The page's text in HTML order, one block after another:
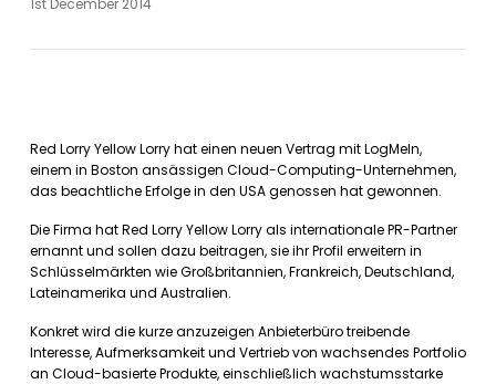
1st December 2014
Red Lorry Yellow Lorry hat einen neuen Vertrag mit LogMeIn,
einem in Boston ansässigen Cloud-Computing-Unternehmen,
das beachtliche Erfolge in den USA genossen hat gewonnen.
Die Firma hat Red Lorry Yellow Lorry als internationale PR-Partner
ernannt und sollen dazu beitragen, sie ihr Profil erweitern in
Schlüsselmärkten wie Großbritannien, Frankreich, Deutschland,
Lateinamerika und Australien.
Konkret wird die kurze anzuzeigen Anbieterbüro treibende
Interesse, Aufmerksamkeit und Vertrieb von wachsendes Portfolio
an Cloud-basierte Produkte, einschließlich wachstumsstarke